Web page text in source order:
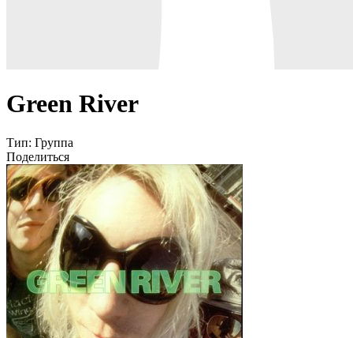
Green River
Тип: Группа
Поделиться